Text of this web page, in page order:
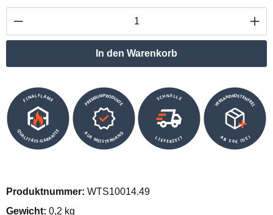
Produkt Anzahl: Gib den gewünschten
In den Warenkorb
FINALFLAME
QUALITÄTS-GARANTIE
PREMIUMPRODUKTE
AUS MEISTERHAND
SCHNELLE
LIEFERZEIT
VERSANDKOSTENFREI
AB 50€ (DE)
Produktnummer: WTS10014.49
Gewicht: 0,2 kg